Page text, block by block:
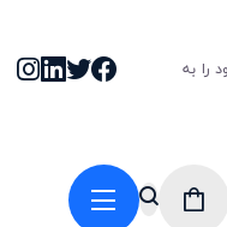
را به